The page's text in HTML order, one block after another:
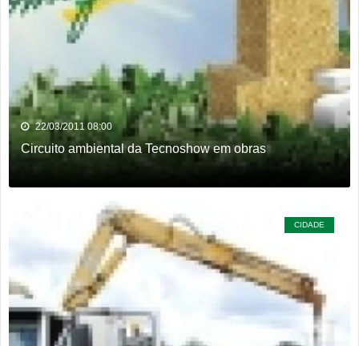
22/03/2011 08:00
Circuito ambiental da Tecnoshow em obras
CIDADE